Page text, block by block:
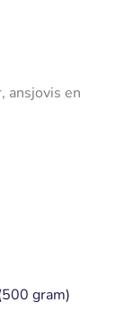
ansjovis en
gram)